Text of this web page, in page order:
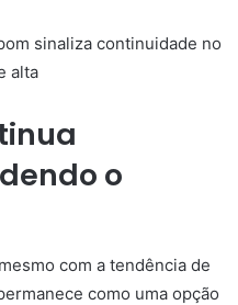
o
com a tendência de
como uma opção